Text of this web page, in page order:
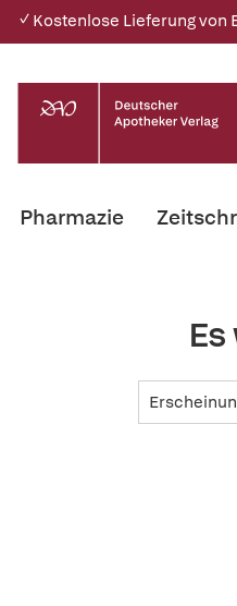
✓ Kostenlose Lieferung
Pharmazie